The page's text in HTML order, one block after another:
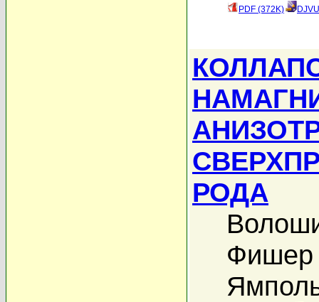
PDF (372K)
РОДА